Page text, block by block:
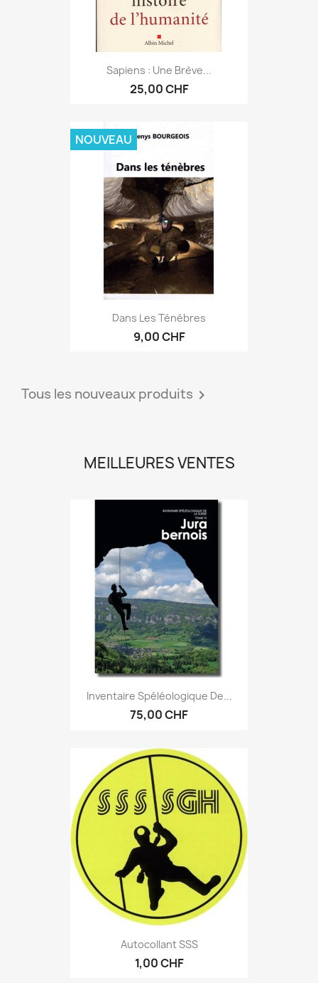
Sapiens : Une Brève...
25,00 CHF
Dans Les Ténébres
9,00 CHF
NOUVEAU
Tous les nouveaux produits 
MEILLEURES VENTES
Inventaire Spéléologique De...
75,00 CHF
Autocollant SSS
1,00 CHF